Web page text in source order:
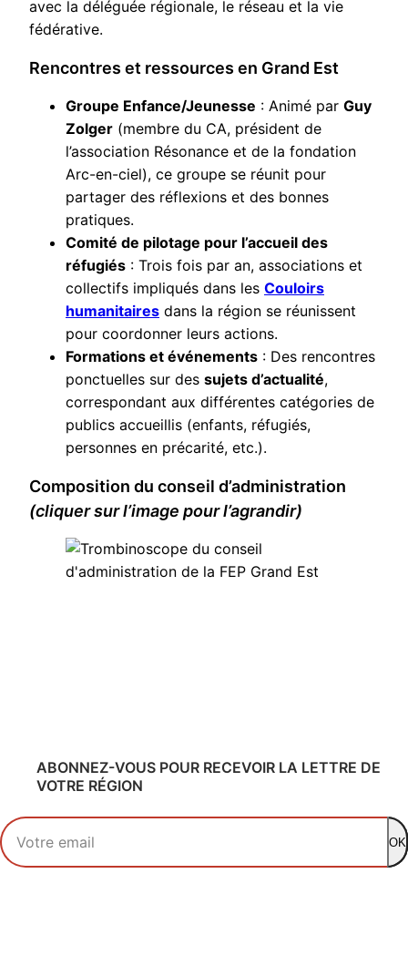
avec la déléguée régionale, le réseau et la vie
fédérative.
Rencontres et ressources en Grand Est
Groupe Enfance/Jeunesse : Animé par Guy
Zolger (membre du CA, président de
l’association Résonance et de la fondation
Arc-en-ciel), ce groupe se réunit pour
partager des réflexions et des bonnes
pratiques.
Comité de pilotage pour l’accueil des
réfugiés : Trois fois par an, associations et
collectifs impliqués dans les Couloirs
humanitaires dans la région se réunissent
pour coordonner leurs actions.
Formations et événements : Des rencontres
ponctuelles sur des sujets d’actualité,
correspondant aux différentes catégories de
publics accueillis (enfants, réfugiés,
personnes en précarité, etc.).
Composition du conseil d’administration
(cliquer sur l’image pour l’agrandir)
ABONNEZ-VOUS POUR RECEVOIR LA LETTRE DE
VOTRE RÉGION
Votre adresse email
OK